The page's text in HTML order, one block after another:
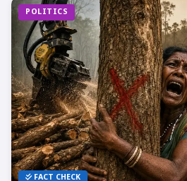
POLITICS
FACT CHECK